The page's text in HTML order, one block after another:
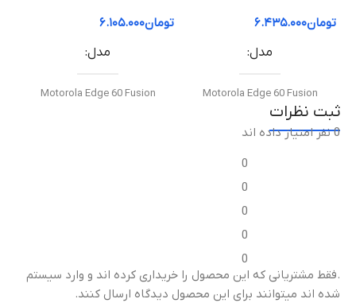
تومان۶.۴۳۵.۰۰۰
مدل
Motorola Edge 60 Fusion
نوع قطعه
فریم ال‌سی‌دی / قاب میانی
تعویض قاب میانی آسیب‌دیده
یا شکسته
تومان۶.۱۰۵.۰۰۰
مدل
Motorola Edge 60 Fusion
یا شکسته
ثبت نظرات
0 نفر امتیاز داده اند
0
0
0
0
0
.فقط مشتریانی که این محصول را خریداری کرده اند و وارد سیستم
شده اند میتوانند برای این محصول دیدگاه ارسال کنند.